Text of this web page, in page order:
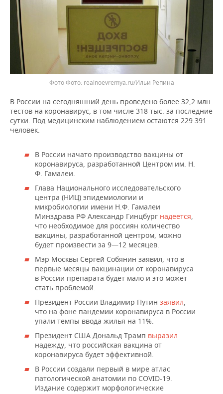
Фото realnoevremya.ru/Ильи Репина
В России на сегодняшний день проведено более 32,2 млн
тестов на коронавирус, в том числе 318 тыс. за последние
сутки. Под медицинским наблюдением остаются 229 391
человек.
В России начато производство вакцины от
коронавируса, разработанной Центром им. Н.
Ф. Гамалеи.
Глава Национального исследовательского
центра (НИЦ) эпидемиологии и
микробиологии имени Н.Ф. Гамалеи
Минздрава РФ Александр Гинцбург надеется
что необходимое для россиян количество
вакцины, разработанной центром, можно
будет произвести за 9—12 месяцев.
Мэр Москвы Сергей Собянин заявил, что в
первые месяцы вакцинации от коронавируса
в России препарата будет мало и это может
стать проблемой.
Президент России Владимир Путин заявил
что на фоне пандемии коронавируса в России
упали темпы ввода жилья на 11%.
Президент США Дональд Трамп выразил
надежду, что российская вакцина от
коронавируса будет эффективной.
В России создали первый в мире атлас
патологической анатомии по COVID-19.
Издание содержит морфологические